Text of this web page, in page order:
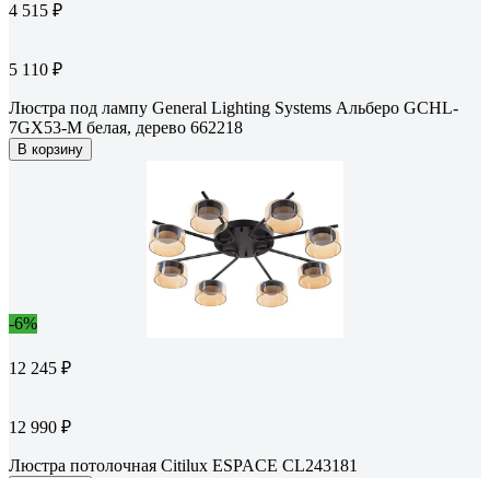
4 515 ₽
5 110 ₽
Люстра под лампу General Lighting Systems Альберо GCHL-
7GX53-M белая, дерево 662218
В корзину
-6%
12 245 ₽
12 990 ₽
Люстра потолочная Citilux ESPACE CL243181